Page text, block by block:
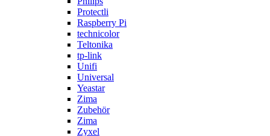
Protectli
Raspberry Pi
technicolor
Teltonika
tp-link
Unifi
Universal
Yeastar
Zima
Zubehör
Zima
Zyxel